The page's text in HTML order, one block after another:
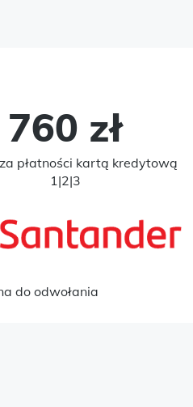
760 zł
płatności kartą kredytową
1|2|3
do odwołania